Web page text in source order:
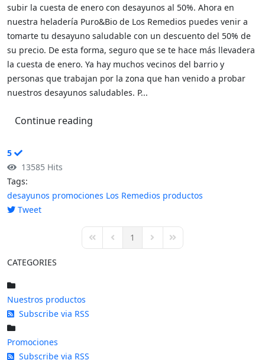
subir la cuesta de enero con desayunos al 50%. Ahora en
nuestra heladería Puro&Bio de Los Remedios puedes venir a
tomarte tu desayuno saludable con un descuento del 50% de
su precio. De esta forma, seguro que se te hace más llevadera
la cuesta de enero. Ya hay muchos vecinos del barrio y
personas que trabajan por la zona que han venido a probar
nuestros desayunos saludables. P...
Continue reading
5
13585 Hits
Tags:
desayunos promociones Los Remedios productos
Tweet
First PagePrevious Page
1 Next PageLast Page
CATEGORIES
Nuestros productos
Subscribe via RSS
Promociones
Subscribe via RSS